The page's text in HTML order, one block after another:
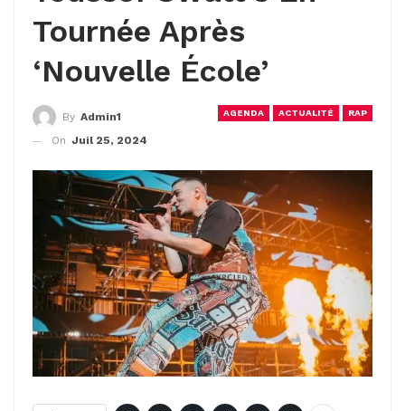
Tournée Après
‘Nouvelle École’
AGENDA ACTUALITÉ RAP
By Admin1
On Juil 25, 2024